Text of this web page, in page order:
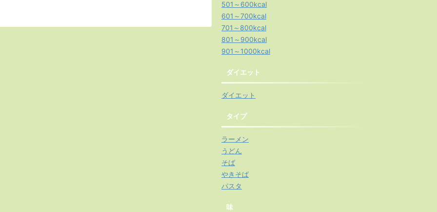
501～600kcal
601～700kcal
701～800kcal
801～900kcal
901～1000kcal
ダイエット
ダイエット
タイプ
ラーメン
うどん
そば
やきそば
パスタ
味